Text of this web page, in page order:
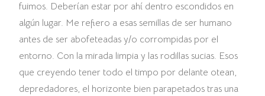
fuimos. Deberían estar por ahí dentro escondidos en
algún lugar. Me refiero a esas semillas de ser humano
antes de ser abofeteadas y/o corrompidas por el
entorno. Con la mirada limpia y las rodillas sucias. Esos
que creyendo tener todo el timpo por delante otean,
depredadores, el horizonte bien parapetados tras una